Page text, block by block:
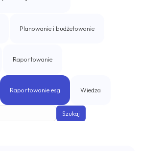
Analytics
Planowanie i budżetowanie
Raportowanie
Raportowanie esg Wiedza
Szukaj